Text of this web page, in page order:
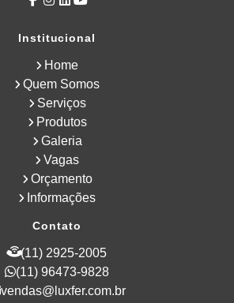
Institucional
Home
Quem Somos
Serviços
Produtos
Galeria
Vagas
Orçamento
Informações
Contato
(11) 2925-2005
(11) 96473-9828
vendas@luxfer.com.br